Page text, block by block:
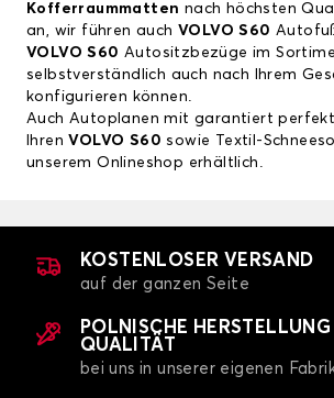
Kofferraummatten nach höchsten
an, wir führen auchVOLVO S60
VOLVO S60 Autositzbezüge im
selbstverständlich auch nach Ihrem
konfigurieren können.
Auch Autoplanen mit garantiert
IhrenVOLVO S60 sowie Textil-
unserem Onlineshop erhältlich.
KOSTENLOSER VERSAND
auf der ganzen Seite
POLNISCHE
QUALITÄT
bei uns in unserer eigenen